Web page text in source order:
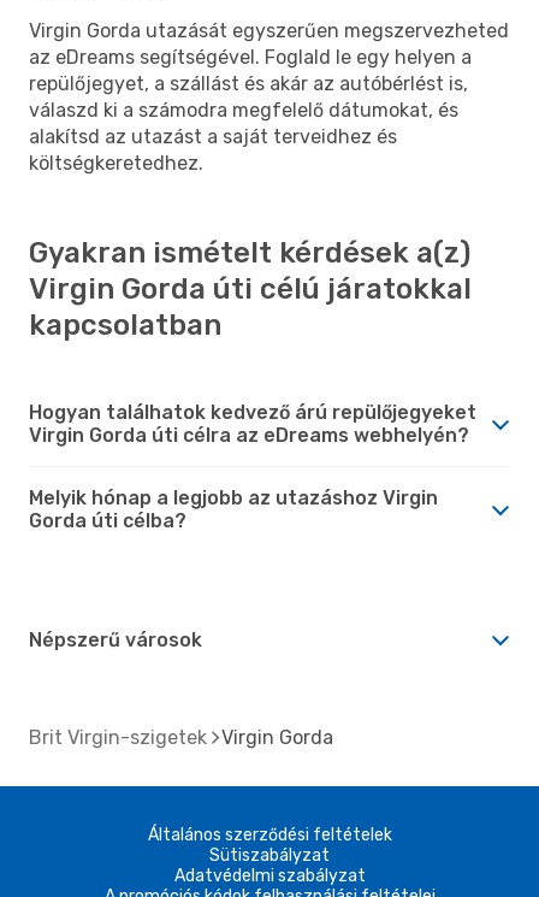
Virgin Gorda utazását egyszerűen megszervezheted
az eDreams segítségével. Foglald le egy helyen a
repülőjegyet, a szállást és akár az autóbérlést is,
válaszd ki a számodra megfelelő dátumokat, és
alakítsd az utazást a saját terveidhez és
költségkeretedhez.
Gyakran ismételt kérdések a(z)
Virgin Gorda úti célú járatokkal
kapcsolatban
Hogyan találhatok kedvező árú repülőjegyeket
Virgin Gorda úti célra az eDreams webhelyén?
Melyik hónap a legjobb az utazáshoz Virgin
Gorda úti célba?
Népszerű városok
Brit Virgin-szigetek Virgin Gorda
Általános szerződési feltételek
Sütiszabályzat
Adatvédelmi szabályzat